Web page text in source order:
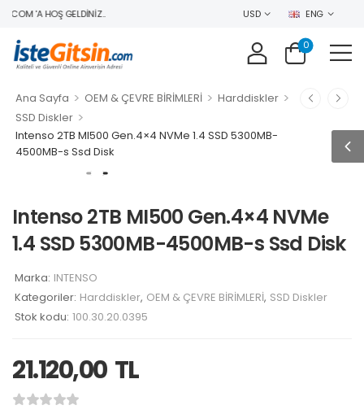
'A HOŞ GELDINIZ.. USD ENG
0
Ana Sayfa > OEM & ÇEVRE BİRİMLERİ > Harddiskler >
SSD Diskler >
Intenso 2TB MI500 Gen.4×4 NVMe 1.4 SSD 5300MB-
4500MB-s Ssd Disk
Intenso 2TB MI500 Gen.4×4 NVMe
1.4 SSD 5300MB-4500MB-s Ssd Disk
Marka: INTENSO
Kategoriler: Harddiskler, OEM & ÇEVRE BİRİMLERİ, SSD Diskler
Stok kodu: 100.30.20.0395
21.120,00 TL